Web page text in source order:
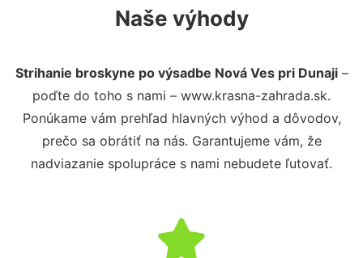
Naše výhody
Strihanie broskyne po výsadbe Nová Ves pri Dunaji–
poďte do toho s nami – www.krasna-zahrada.sk.
Ponúkame vám prehľad hlavných výhod a dôvodov,
prečo sa obrátiť na nás. Garantujeme vám, že
nadviazanie spolupráce s nami nebudete ľutovať.